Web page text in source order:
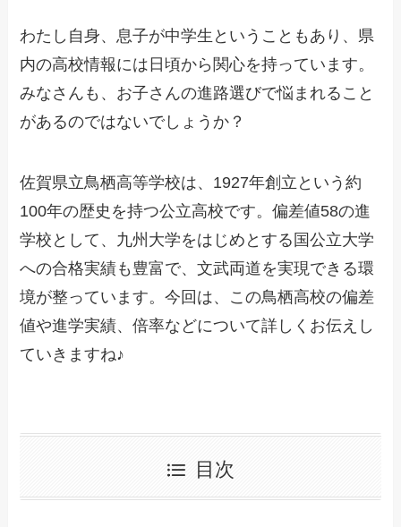
わたし自身、息子が中学生ということもあり、県
内の高校情報には日頃から関心を持っています。
みなさんも、お子さんの進路選びで悩まれること
があるのではないでしょうか？
佐賀県立鳥栖高等学校は、1927年創立という約
100年の歴史を持つ公立高校です。偏差値58の進
学校として、九州大学をはじめとする国公立大学
への合格実績も豊富で、文武両道を実現できる環
境が整っています。今回は、この鳥栖高校の偏差
値や進学実績、倍率などについて詳しくお伝えし
ていきますね♪
目次